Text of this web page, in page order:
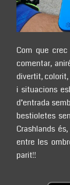
Com que
comentar,
divertit,
i situacions
d’entrada
bestioletes
Crashlands
entre les
parit!!